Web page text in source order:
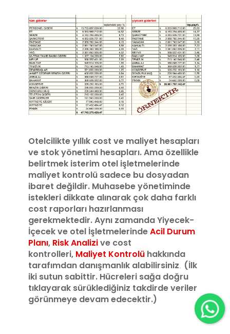
Otelcilikte yıllık cost ve maliyet hesapları
ve stok yönetimi hesapları. Ama özellikle
belirtmek isterim otel işletmelerinde
maliyet kontrolü sadece bu dosyadan
ibaret değildir. Muhasebe yönetiminde
istekleri dikkate alınarak çok daha farklı
cost raporları hazırlanması
gerekmektedir. Aynı zamanda Yiyecek-
İçecek ve otel İşletmelerindeAcil Durum
Planı, Risk Analizive cost
kontrolleri, Maliyet Kontrolü hakkında
tarafımdan danışmanlık alabilirsiniz (İlk
iki sutun sabittir. Hücreleri sağa doğru
tıklayarak sürüklediğiniz takdirde veriler
görünmeye devam edecektir.)